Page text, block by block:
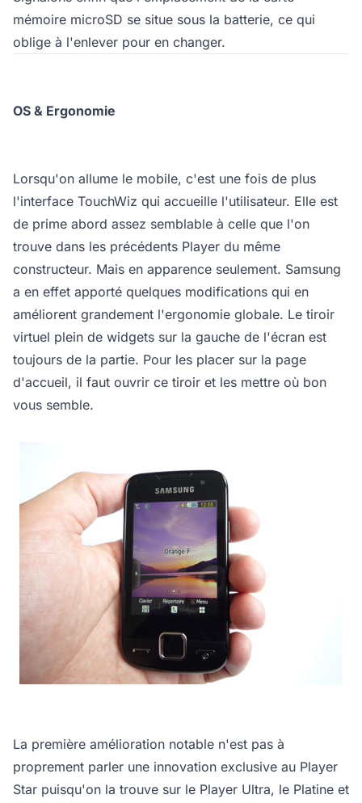
mémoire microSD se situe sous la batterie, ce qui
oblige à l'enlever pour en changer.
OS & Ergonomie
Lorsqu'on allume le mobile, c'est une fois de plus
l'interface TouchWiz qui accueille l'utilisateur. Elle est
de prime abord assez semblable à celle que l'on
trouve dans les précédents Player du même
constructeur. Mais en apparence seulement. Samsung
a en effet apporté quelques modifications qui en
améliorent grandement l'ergonomie globale. Le tiroir
virtuel plein de widgets sur la gauche de l'écran est
toujours de la partie. Pour les placer sur la page
d'accueil, il faut ouvrir ce tiroir et les mettre où bon
vous semble.
La première amélioration notable n'est pas à
proprement parler une innovation exclusive au Player
Star puisqu'on la trouve sur le Player Ultra, le Platine et